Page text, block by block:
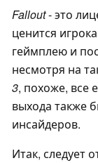
Fallout- это
ценится
геймплею и
несмотря на
3, похоже, все
выхода также
инсайдеров.
Итак, следует